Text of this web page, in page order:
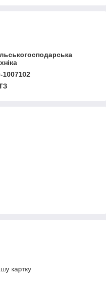
1007102
картку